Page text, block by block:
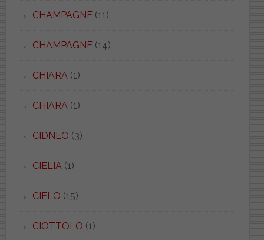
CHAMPAGNE(11)
CHAMPAGNE(14)
CHIARA(1)
CHIARA(1)
CIDNEO (3)
CIELIA(1)
CIELO (15)
CIOTTOLO (1)